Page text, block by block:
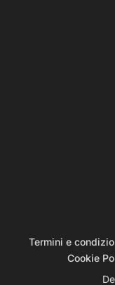
Termini e
Cookie